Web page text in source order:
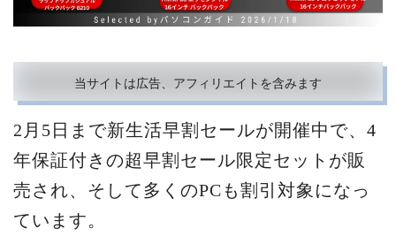
当サイトは広告、アフィリエイトを含みます
2月5日まで新生活早割セールが開催中で、4
年保証付きの超早割セール限定セットが販
売され、そして多くのPCも割引対象になっ
ています。